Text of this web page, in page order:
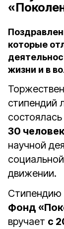
которые
жизни и в
стипендий
30 человек
научной
движении.
Стипендию
Фонд
вручает с